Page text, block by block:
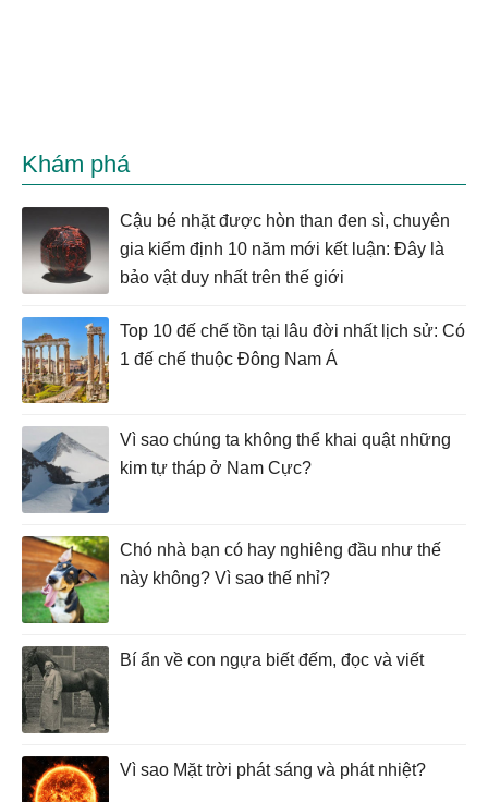
Khám phá
Cậu bé nhặt được hòn than đen sì, chuyên
gia kiểm định 10 năm mới kết luận: Đây là
bảo vật duy nhất trên thế giới
Top 10 đế chế tồn tại lâu đời nhất lịch sử: Có
1 đế chế thuộc Đông Nam Á
Vì sao chúng ta không thể khai quật những
kim tự tháp ở Nam Cực?
Chó nhà bạn có hay nghiêng đầu như thế
này không? Vì sao thế nhỉ?
Bí ẩn về con ngựa biết đếm, đọc và viết
Vì sao Mặt trời phát sáng và phát nhiệt?